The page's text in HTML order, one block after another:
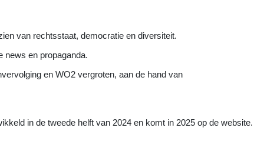
van rechtsstaat, democratie en diversiteit.
news en propaganda.
en WO2 vergroten, aan de hand van
in de tweede helft van 2024 en komt in 2025 op de website.